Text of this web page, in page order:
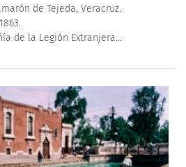
de Tejeda, Veracruz.
de la Legión Extranjera...